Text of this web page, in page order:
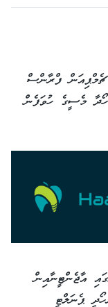
ޗެމްޕިއަން ފްރާންސް
މެސީގެ ހުވަފެން
އާޖެންޓީނާއިން
ޕެނަލްޓީ